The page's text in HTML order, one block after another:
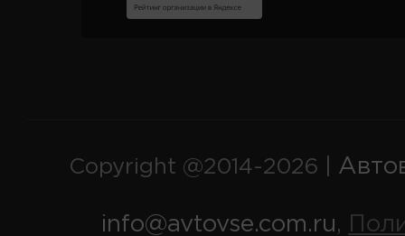
Copyright @2014-2026 |
info@avtovse.com.ru,